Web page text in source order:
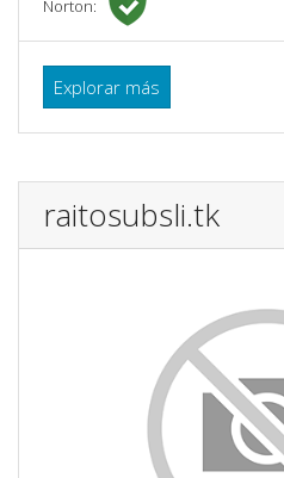
Norton:
Explorar más
raitosubsli.tk